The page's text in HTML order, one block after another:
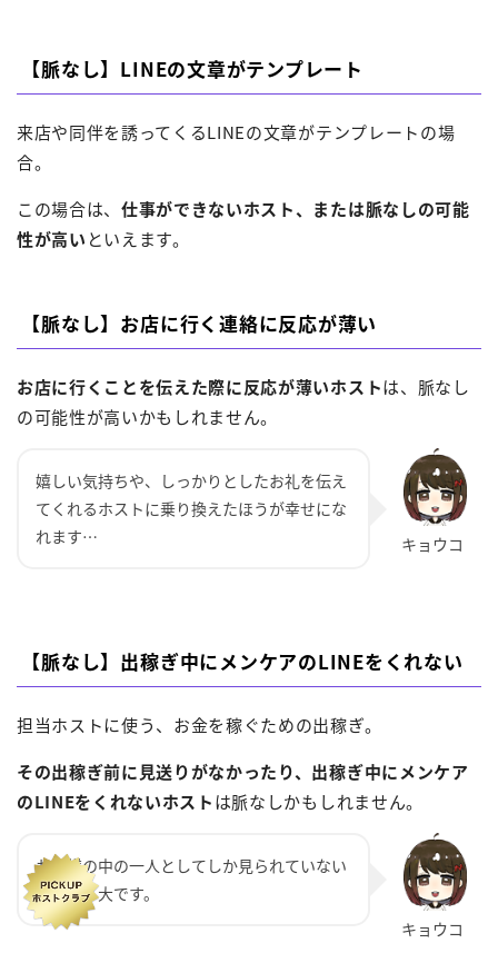
【脈なし】LINEの文章がテンプレート
来店や同伴を誘ってくるLINEの文章がテンプレートの場
合。
この場合は、仕事ができないホスト、または脈なしの可能
性が高い といえます。
【脈なし】お店に行く連絡に反応が薄い
お店に行くことを伝えた際に反応が薄いホストは、脈なし
の可能性が高いかもしれません。
嬉しい気持ちや、しっかりとしたお礼を伝え
てくれるホストに乗り換えたほうが幸せにな
れます…
【脈なし】出稼ぎ中にメンケアのLINEをくれない
担当ホストに使う、お金を稼ぐための出稼ぎ。
その出稼ぎ前に見送りがなかったり、出稼ぎ中にメンケア
のLINEをくれないホストは脈なしかもしれません。
お客様の中の一人としてしか見られていない
可能性・大です。